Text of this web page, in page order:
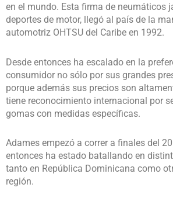
en el mundo. Esta firma de neumáticos
deportes de motor, llegó al país de la
automotriz OHTSU del Caribe en 1992.
Desde entonces ha escalado en la
consumidor no sólo por sus grandes
porque además sus precios son
tiene reconocimiento internacional por
gomas con medidas específicas.
Adames empezó a correr a finales del
entonces ha estado batallando en
tanto en República Dominicana como
región.